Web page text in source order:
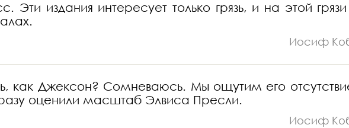
издания интересует только грязь, и на этой
Иосиф
как Джексон? Сомневаюсь. Мы ощутим его
оценили масштаб Элвиса Пресли.
Иосиф